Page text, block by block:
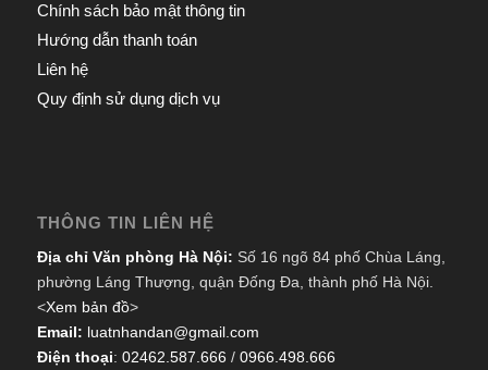
Chính sách bảo mật thông tin
Hướng dẫn thanh toán
Liên hệ
Quy định sử dụng dịch vụ
THÔNG TIN LIÊN HỆ
Địa chỉ Văn phòng Hà Nội: Số 16 ngõ 84 phố Chùa Láng,
phường Láng Thượng, quận Đống Đa, thành phố Hà Nội.
<Xem bản đồ>
Email: luatnhandan@gmail.com
Điện thoại: 02462.587.666 / 0966.498.666